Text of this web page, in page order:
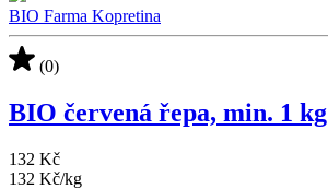
BIO Farma Kopretina
(0)
BIO červená řepa, min. 1 kg
132 Kč
132 Kč/kg